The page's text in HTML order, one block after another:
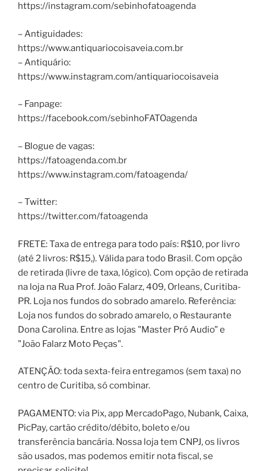
https://instagram.com/sebinhofatoagenda
– Antiguidades:
https://www.antiquariocoisaveia.com.br
– Antiquário:
https://www.instagram.com/antiquariocoisaveia
– Fanpage:
https://facebook.com/sebinhoFATOagenda
– Blogue de vagas:
https://fatoagenda.com.br
https://www.instagram.com/fatoagenda/
– Twitter:
https://twitter.com/fatoagenda
FRETE: Taxa de entrega para todo país: R$10, por livro
(até 2 livros: R$15,). Válida para todo Brasil. Com opção
de retirada (livre de taxa, lógico). Com opção de retirada
na loja na Rua Prof. João Falarz, 409, Orleans, Curitiba-
PR. Loja nos fundos do sobrado amarelo. Referência:
Loja nos fundos do sobrado amarelo, o Restaurante
Dona Carolina. Entre as lojas "Master Pró Audio" e
"João Falarz Moto Peças".
ATENÇÃO: toda sexta-feira entregamos (sem taxa) no
centro de Curitiba, só combinar.
PAGAMENTO: via Pix, app MercadoPago, Nubank, Caixa,
PicPay, cartão crédito/débito, boleto e/ou
transferência bancária. Nossa loja tem CNPJ, os livros
são usados, mas podemos emitir nota fiscal, se